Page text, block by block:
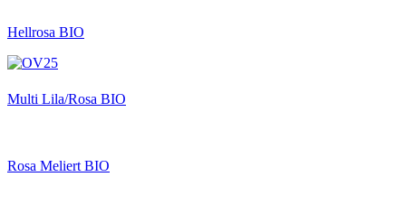
Hellrosa BIO
Multi Lila/Rosa BIO
Rosa Meliert BIO